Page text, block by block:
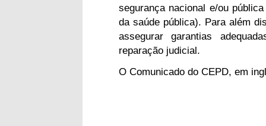
segurança nacional e/ou
da saúde pública). Para além
assegurar garantias
reparação judicial.
O Comunicado do CEPD, em